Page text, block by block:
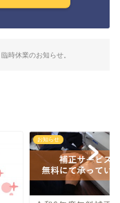
時休業のお知らせ。
お知らせ